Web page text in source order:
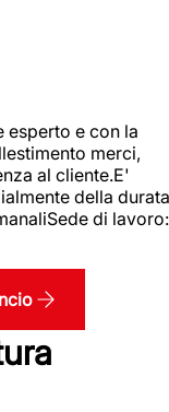
esperto e con la
merci,
al cliente.E'
della durata
di lavoro: